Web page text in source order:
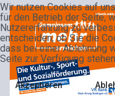
Wir nutzen Cookies auf
für den Betrieb der Seite,
Nutzererfahrung zu
entscheiden, ob Sie die
dass bei einer Ablehnung
Seite zur Verfügung
Akzeptieren